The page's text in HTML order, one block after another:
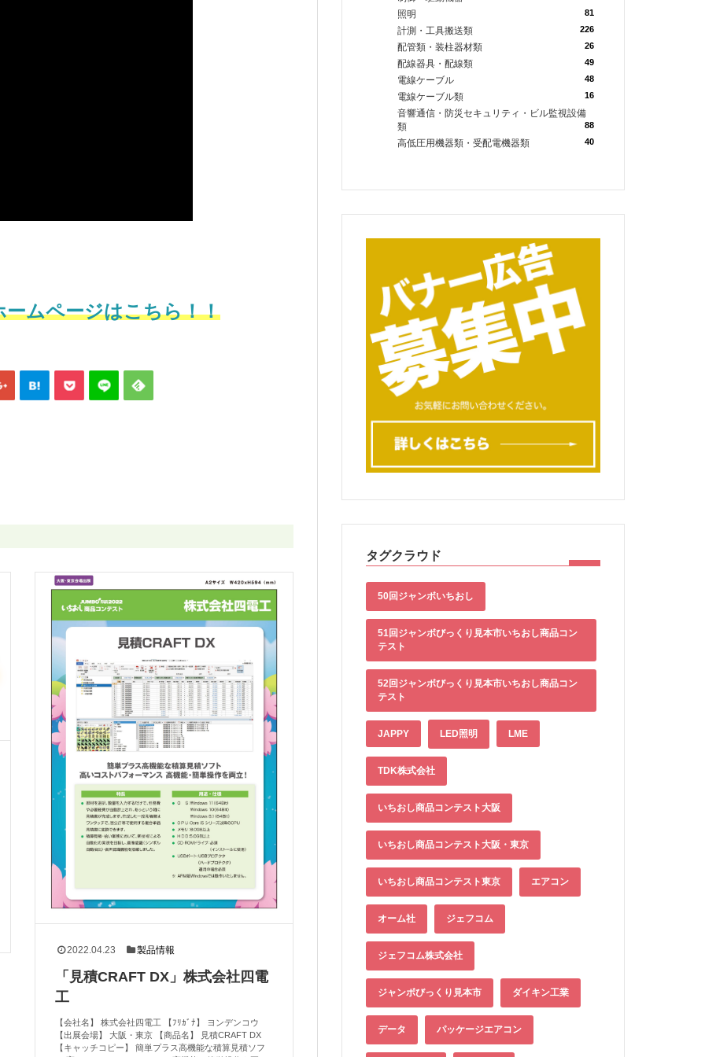
ムページはこちら！！
2022.04.23 製品情報
「見積CRAFT DX」株式会社四電
工
【会社名】 株式会社四電工 【ﾌﾘｶﾞﾅ】 ヨンデンコウ
【出展会場】 大阪・東京 【商品名】 見積CRAFT DX
【キャッチコピー】 簡単プラス高機能な積算見積ソフ
照明 81
計測・工具搬送類 226
配管類・装柱器材類 26
配線器具・配線類 49
電線ケーブル 48
電線ケーブル類 16
音響通信・防災セキュリティ・ビル監視設備
類
88
高低圧用機器類・受配電機器類 40
タグクラウド
50回ジャンボいちおし
51回ジャンボびっくり見本市いちおし商品コン
テスト
52回ジャンボびっくり見本市いちおし商品コン
テスト
JAPPY LED照明 LME
TDK株式会社
いちおし商品コンテスト大阪
いちおし商品コンテスト大阪・東京
いちおし商品コンテスト東京 エアコン
オーム社 ジェフコム
ジェフコム株式会社
ジャンボびっくり見本市 ダイキン工業
データ パッケージエアコン